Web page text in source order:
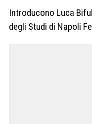
Introducono Luca
degli Studi di Napoli